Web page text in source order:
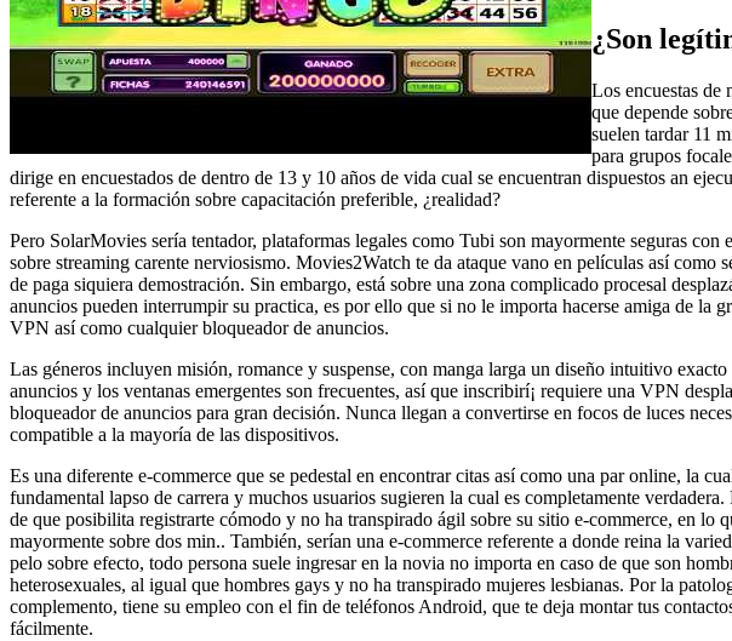
¿Son
Los encuestas de
que depende
suelen tardar 11
para grupos
dirige en encuestados de dentro de 13 y 10 años de vida cual se encuentran dispuestos an
referente a la formación sobre capacitación preferible, ¿realidad?
Pero SolarMovies serí­a tentador, plataformas legales como Tubi son mayormente seguras con
sobre streaming carente nerviosismo. Movies2Watch te da ataque vano en películas así­ como
de paga siquiera demostración. Sin embargo, está sobre una zona complicado procesal
anuncios pueden interrumpir su practica, es por ello que si no le importa hacerse amiga de la
VPN así­ como cualquier bloqueador de anuncios.
Las géneros incluyen misión, romance y suspense, con manga larga un diseño intuitivo
anuncios y los ventanas emergentes son frecuentes, así que inscribirí¡ requiere una VPN
bloqueador de anuncios para gran decisión. Nunca llegan a convertirse en focos de luces
compatible a la mayoría de las dispositivos.
Es una diferente e-commerce que se pedestal en encontrar citas así­ como una par online, la
fundamental lapso de carrera y muchos usuarios sugieren la cual es completamente
de que posibilita registrarte cómodo y no ha transpirado ágil sobre su sitio e-commerce, en lo
mayormente sobre dos min.. También, serían una e-commerce referente a donde reina la
pelo sobre efecto, todo persona suele ingresar en la novia no importa en caso de que son
heterosexuales, al igual que hombres gays y no ha transpirado mujeres lesbianas. Por la
complemento, tiene su empleo con el fin de teléfonos Android, que te deja montar tus
fácilmente.